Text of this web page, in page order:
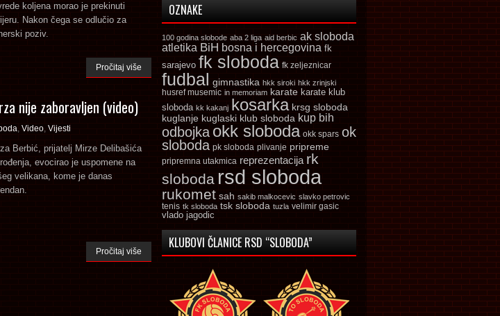
koljena morao je prekinuti
Nakon čega se odlučio za
poziv.
Pročitaj više
nije zaboravljen (video)
, Video, Vijesti
Berbić, prijatelj Mirze Delibašića
evocirao je uspomene na
velikana, kome je danas
Pročitaj više
OZNAKE
100 godina slobode aba 2 liga aid berbic ak sloboda
atletika BiH bosna i hercegovina fk
sarajevo fk sloboda fk zeljeznicar
fudbal gimnastika hkk siroki hkk zrinjski
husref musemic in memoriam karate karate klub
sloboda kk kakanj kosarka krsg sloboda
kuglanje kuglaski klub sloboda kup bih
odbojka okk sloboda okk spars ok
sloboda pk sloboda plivanje pripreme
pripremna utakmica reprezentacija rk
sloboda rsd sloboda
rukomet sah sakib malkocevic slavko petrovic
tenis tk sloboda tsk sloboda tuzla velimir gasic
vlado jagodic
KLUBOVI ČLANICE RSD “SLOBODA”